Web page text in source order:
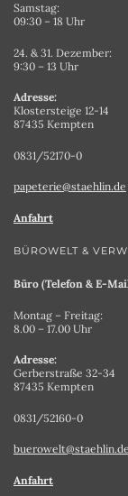
Samstag:
09:30 – 18 Uhr
24. & 31. Dezember:
9:30 – 13 Uhr
Adresse:
Klostersteige 12-14
87435 Kempten
0831/52170-0
papeterie@staehlin.de
Anfahrt
BÜROWELT &
Büro (Telefon & E-
Montag – Freitag:
8.00 – 17.00 Uhr
Adresse:
Gerberstraße 32-34
87435 Kempten
0831/52160-0
buerowelt@staehlin.de
Anfahrt